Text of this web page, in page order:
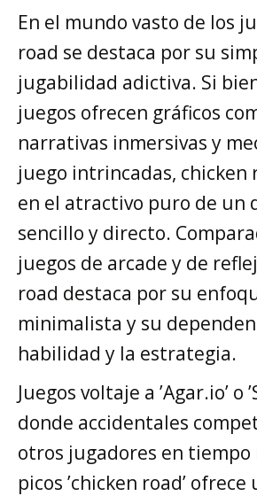
En el mundo vasto de los
road se destaca por su
jugabilidad adictiva. Si
juegos ofrecen gráficos
narrativas inmersivas y
juego intrincadas, chicken
en el atractivo puro de un
sencillo y directo.
juegos de arcade y de
road destaca por su
minimalista y su
habilidad y la estrategia.
Juegos voltaje a ’Agar.io’ o
donde accidentales
otros jugadores en tiempo
picos ’chicken road’